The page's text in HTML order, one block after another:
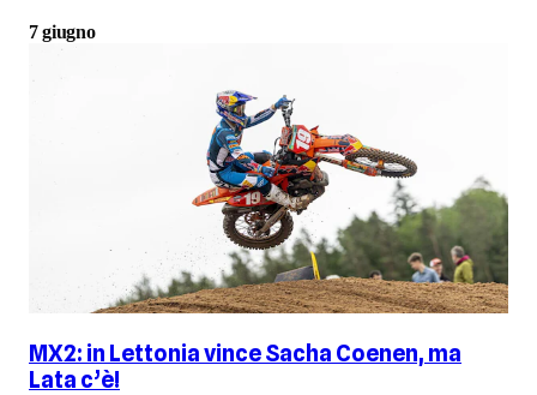
7 giugno
MX2: in Lettonia vince Sacha Coenen, ma
Lata c’è!